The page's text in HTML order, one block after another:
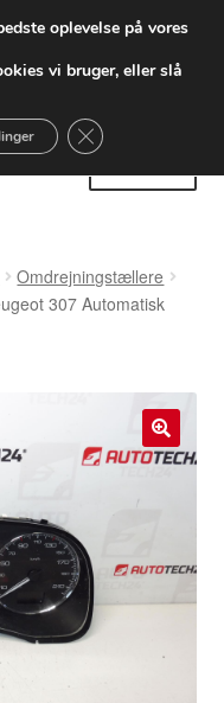
55 kr.
forsendelse
Omdrejningstællere
307 Automatisk
🔍
oplevelse på vores
vi bruger, eller slå
Close GDPR